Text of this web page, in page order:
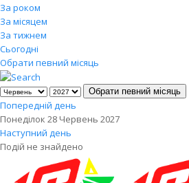
За роком
За місяцем
За тижнем
Сьогодні
Обрати певний місяць
Обрати певний місяць
Попередній день
Понеділок 28 Червень 2027
Наступний день
Подій не знайдено